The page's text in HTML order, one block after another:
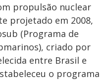
propulsão nuclear
projetado em 2008,
(Programa de
criado por
entre Brasil e
o programa